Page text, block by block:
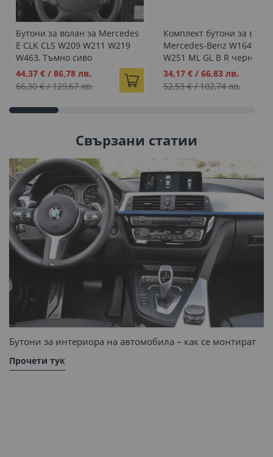
Бутони за волан за Mercedes
E CLK CLS W209 W211 W219
W463, Тъмно сиво
Промо
цена
44,37 € / 86,78 лв.
66,30 €/129,67 лв.
Комплект бутони за
Mercedes-Benz W164
W251 ML GL B R черни
Промо
цена
34,17 €/ 66,83 лв.
52,53 €/102,74 лв.
Свързани статии
Бутони за интериора на автомобила – как се монтират
Прочети тук